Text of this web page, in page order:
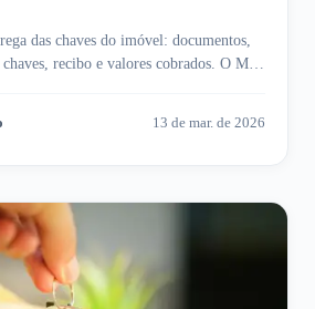
das chaves do imóvel: documentos,
recibo e valores cobrados. O Meu
13 de mar. de 2026